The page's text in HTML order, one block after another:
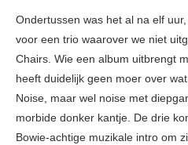
Ondertussen was het al na elf
voor een trio waarover we niet
Chairs. Wie een album uitbrengt
heeft duidelijk geen moer over
Noise, maar wel noise met
morbide donker kantje. De drie
Bowie-achtige muzikale intro om